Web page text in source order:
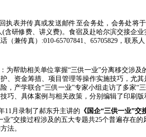
执表并传真或发送邮件至会务处，会务处将
(含研修费、讲义费)。食宿及赴哈尔滨交接企
（兼传真）:010-65707841、65705829，联系
为帮助相关单位掌握“三供一业”分离移交涉
、资金筹措、项目管理等操作实施技巧，尤
， 产学联合“三供一业”专家小组走访了多家“
巧、具体案例与相关政策，分别编辑了印刷
11月录制了郝东升主讲的 《国企“三供一业”交
业”交接过程涉及的五大专题共25个普遍存在
法。